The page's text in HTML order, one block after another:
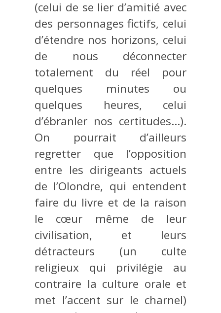
(celui de se lier d’amitié avec
des personnages fictifs, celui
d’étendre nos horizons, celui
de nous déconnecter
totalement du réel pour
quelques minutes ou
quelques heures, celui
d’ébranler nos certitudes…).
On pourrait d’ailleurs
regretter que l’opposition
entre les dirigeants actuels
de l’Olondre, qui entendent
faire du livre et de la raison
le cœur même de leur
civilisation, et leurs
détracteurs (un culte
religieux qui privilégie au
contraire la culture orale et
met l’accent sur le charnel)